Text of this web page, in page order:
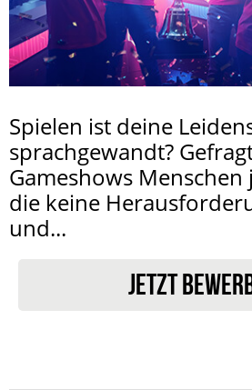
Spielen ist deine
sprachgewandt?
Gameshows Menschen
die keine
und...
JETZT